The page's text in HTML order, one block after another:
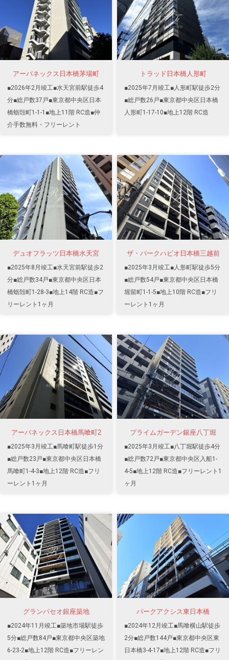
アーバネックス日本橋茅場町
■2026年2月竣工■水天宮前駅徒歩4
分■総戸数37戸■東京都中央区日本
橋蛎殻町1-1-1■地上11階 RC造■仲
介手数無料・フリーレント
トラッド日本橋人形町
■2025年7月竣工■人形町駅徒歩2分
■総戸数26戸■東京都中央区日本橋
人形町1-17-10■地上12階 RC造
デュオフラッツ日本橋水天宮
■2025年8月竣工■水天宮前駅徒歩2
分■総戸数34戸■東京都中央区日本
橋蛎殻町1-28-3■地上14階 RC造■フ
リーレント1ヶ月
ザ・パークハビオ日本橋三越前
■2025年3月竣工■人形町駅徒歩5分
■総戸数54戸■東京都中央区日本橋
堀留町1-1-5■地上10階 RC造■フリ
ーレント1ヶ月
アーバネックス日本橋馬喰町2
■2025年3月竣工■馬喰町駅徒歩1分
■総戸数23戸■東京都中央区日本橋
馬喰町1-4-3■地上12階 RC造■フリ
ーレント1ヶ月
プライムガーデン銀座八丁堀
■2025年3月竣工■八丁堀駅徒歩4分
■総戸数72戸■東京都中央区入船1-
4-5■地上12階 RC造■フリーレント1
ヶ月
グランパセオ銀座築地
■2024年11月竣工■築地市場駅徒歩
5分■総戸数84戸■東京都中央区築地
6-23-2■地上12階 RC造■フリーレン
パークアクシス東日本橋
■2024年12月竣工■馬喰横山駅徒歩
2分■総戸数144戸■東京都中央区東
日本橋3-4-17■地上12階 RC造■フリ